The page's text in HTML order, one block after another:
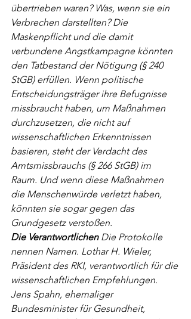
übertrieben waren? Was, wenn sie ein
Verbrechen darstellten? Die
Maskenpflicht und die damit
verbundene Angstkampagne könnten
den Tatbestand der Nötigung (§ 240
StGB) erfüllen. Wenn politische
Entscheidungsträger ihre Befugnisse
missbraucht haben, um Maßnahmen
durchzusetzen, die nicht auf
wissenschaftlichen Erkenntnissen
basieren, steht der Verdacht des
Amtsmissbrauchs (§ 266 StGB) im
Raum. Und wenn diese Maßnahmen
die Menschenwürde verletzt haben,
könnten sie sogar gegen das
Grundgesetz verstoßen.
Die Verantwortlichen Die Protokolle
nennen Namen. Lothar H. Wieler,
Präsident des RKI, verantwortlich für die
wissenschaftlichen Empfehlungen.
Jens Spahn, ehemaliger
Bundesminister für Gesundheit,